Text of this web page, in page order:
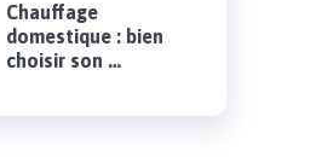
Chauffage
domestique : bien
choisir son …